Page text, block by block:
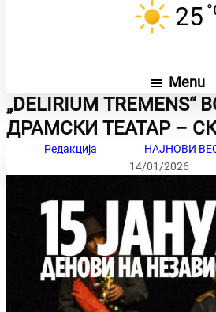
25
Menu
„DELIRIUM TREMENS“
ДРАМСКИ ТЕАТАР –
Редакција НАЈНОВИ
14/01/2026